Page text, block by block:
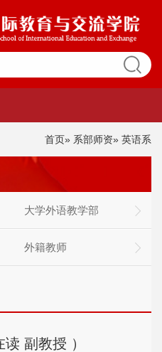
首页» 系部师资» 英语系
大学外语教学部
外籍教师
副教授 ）